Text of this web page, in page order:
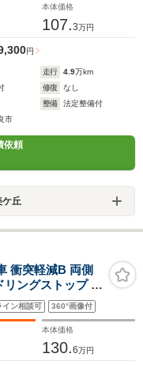
本体価格
107.3万円
円
走行 4.9万km
修復
なし
整備
法定整備付
市
依頼
ケ丘
衝突軽減B 両側
リングストップ ス
ングストップ
イン相談可 360°画像付
本体価格
130.6万円